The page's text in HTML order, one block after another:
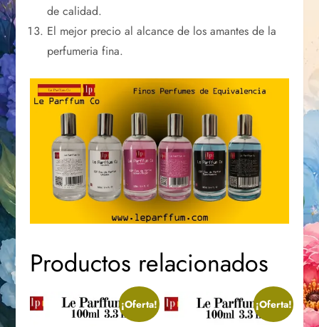
de calidad.
El mejor precio al alcance de los amantes de la
perfumeria fina.
Productos relacionados
¡Oferta! ¡Oferta!